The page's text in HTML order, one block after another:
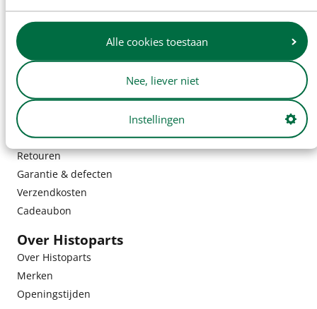
Alle cookies toestaan
Nee, liever niet
Instellingen
Klantenservice
Bestelling & bezorging
Retouren
Garantie & defecten
Verzendkosten
Cadeaubon
Over Histoparts
Over Histoparts
Merken
Openingstijden